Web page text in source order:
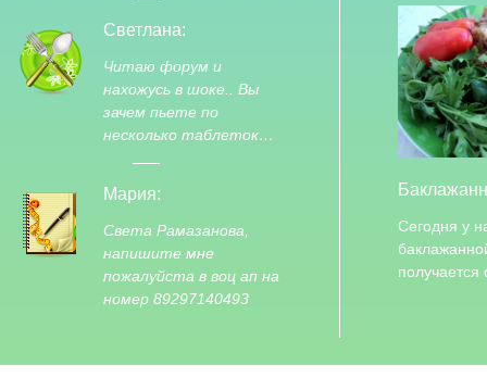
Светлана:
Читаю форум и
нахожусь в шоке.. Вы
зачем пьете по
несколько таблеток…
Мария:
Света Рамазанова,
напишите мне
пожалуйста в воц ап на
номер 89297140493
Сегодня у